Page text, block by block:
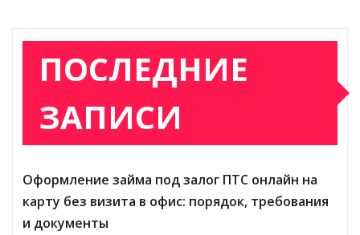
ПОСЛЕДНИЕ
ЗАПИСИ
Оформление займа под залог ПТС онлайн на
карту без визита в офис: порядок, требования
и документы